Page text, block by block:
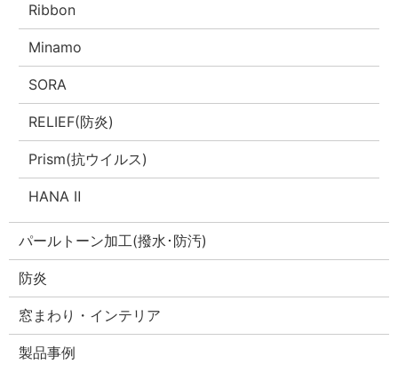
Ribbon
Minamo
SORA
RELIEF(防炎)
Prism(抗ウイルス)
HANA Ⅱ
パールトーン加工(撥水･防汚)
防炎
窓まわり・インテリア
製品事例